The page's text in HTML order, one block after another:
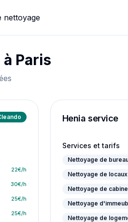
nettoyage
Paris
22€/h
30€/h
25€/h
25€/h
Henia service
Services et tarifs
Nettoyage de
Nettoyage de
Nettoyage de
Nettoyage
Nettoyage de